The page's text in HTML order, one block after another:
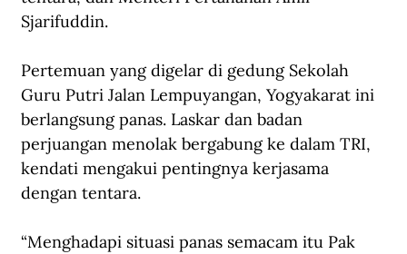
Sjarifuddin.
Pertemuan yang digelar di gedung Sekolah
Guru Putri Jalan Lempuyangan, Yogyakarat ini
berlangsung panas. Laskar dan badan
perjuangan menolak bergabung ke dalam TRI,
kendati mengakui pentingnya kerjasama
dengan tentara.
“Menghadapi situasi panas semacam itu Pak